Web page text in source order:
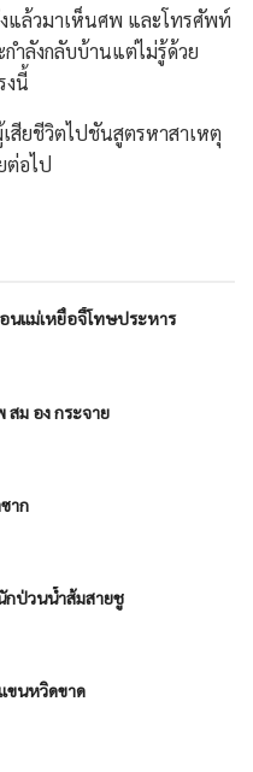
แล้วมาเห็นศพ และโทรศัพท์
กำลังกลับบ้านแต่ไม่รู้ด้วย
งนี้
เสียชีวิตไปชันสูตรหาสาเหตุ
ต่อไป
นแม่เหยื่อจี้โทษประหาร
สม อง กระจาย
าก
กป่วนน้ำส้มสายชู
ขนหวิดขาด